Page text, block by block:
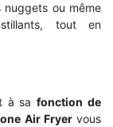
nuggets ou même
tout en
à safonction de
Air Fryervous